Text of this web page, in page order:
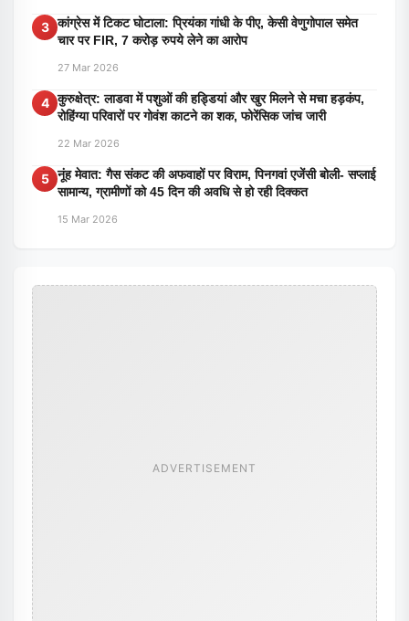
3 कांग्रेस में टिकट घोटाला: प्रियंका गांधी के पीए, केसी वेणुगोपाल समेत
चार पर FIR, 7 करोड़ रुपये लेने का आरोप
27 Mar 2026
4 कुरुक्षेत्र: लाडवा में पशुओं की हड्डियां और खुर मिलने से मचा हड़कंप,
रोहिंग्या परिवारों पर गोवंश काटने का शक, फोरेंसिक जांच जारी
22 Mar 2026
5 नूंह मेवात: गैस संकट की अफवाहों पर विराम, पिनगवां एजेंसी बोली- सप्लाई
सामान्य, ग्रामीणों को 45 दिन की अवधि से हो रही दिक्कत
15 Mar 2026
ADVERTISEMENT